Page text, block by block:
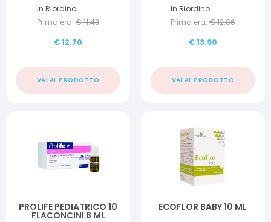
CONTAGOCCE
In Riordino
Prima era: €11.43
€12.70
VAI AL PRODOTTO
In Riordino
Prima era: €12.06
€13.90
VAI AL PRODOTTO
PROLIFE PEDIATRICO 10
FLACONCINI 8 ML
ECOFLOR BABY 10 ML